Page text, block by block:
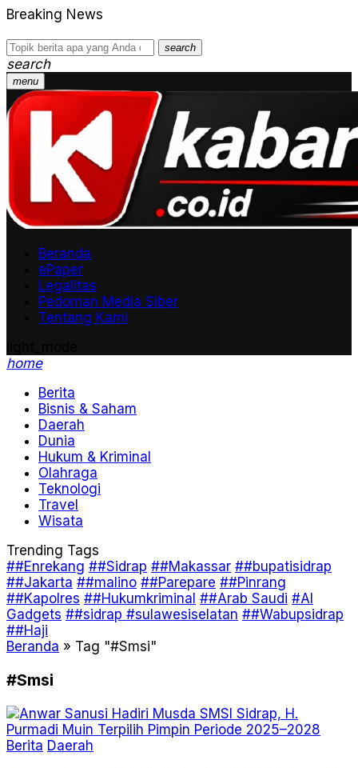
Breaking News
search
search
menu
Beranda
ePaper
Legalitas
Pedoman Media Siber
Tentang Kami
home
Berita
Bisnis & Saham
Daerah
Dunia
Hukum & Kriminal
Olahraga
Teknologi
Travel
Wisata
Trending Tags
##Enrekang ##Sidrap ##Makassar ##bupatisidrap
##Jakarta ##malino ##Parepare ##Pinrang
##Kapolres ##Hukumkriminal ##Arab Saudi #AI
Gadgets ##sidrap #sulawesiselatan ##Wabupsidrap
##Haji
Beranda » Tag "#Smsi"
#Smsi
Berita Daerah